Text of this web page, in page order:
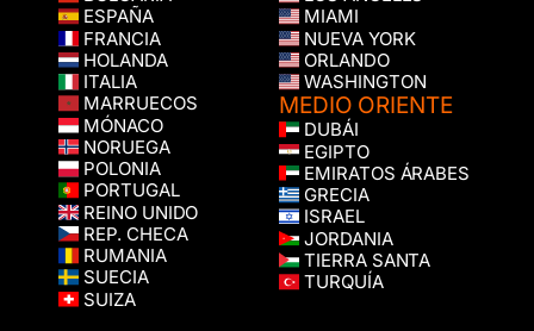
ESPAÑA
FRANCIA
HOLANDA
ITALIA
MARRUECOS
MÓNACO
NORUEGA
POLONIA
PORTUGAL
REINO UNIDO
REP. CHECA
RUMANIA
SUECIA
SUIZA
MIAMI
NUEVA YORK
ORLANDO
WASHINGTON
MEDIO ORIENTE
DUBÁI
EGIPTO
EMIRATOS ÁRABES
GRECIA
ISRAEL
JORDANIA
TIERRA SANTA
TURQUÍA